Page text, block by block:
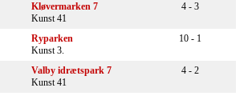
Kløvermarken 7
Kunst 41
4 - 3
Ryparken
Kunst 3.
10 - 1
Valby idrætspark 7
Kunst 41
4 - 2